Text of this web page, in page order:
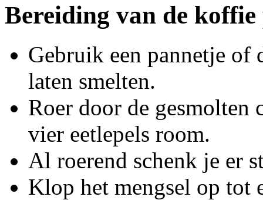
Bereiding van de
Gebruik een pannetje of
laten smelten.
Roer door de gesmolten
vier eetlepels room.
Al roerend schenk je er
Klop het mengsel op tot